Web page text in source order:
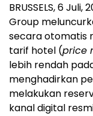
BRUSSELS,6 Juli,
Group
secara otomatis
tarif hotel (price
lebih rendah
menghadirkan
melakukan
kanal digital